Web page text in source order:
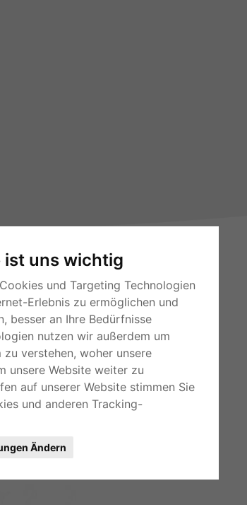
ist uns wichtig
und Targeting Technologien
Erlebnis zu ermöglichen und
besser an Ihre Bedürfnisse
nutzen wir außerdem um
zu verstehen, woher unsere
unsere Website weiter zu
auf unserer Website stimmen Sie
und anderen Tracking-
Ändern
Für Webmaster
Kleinanzeigen-Österreich